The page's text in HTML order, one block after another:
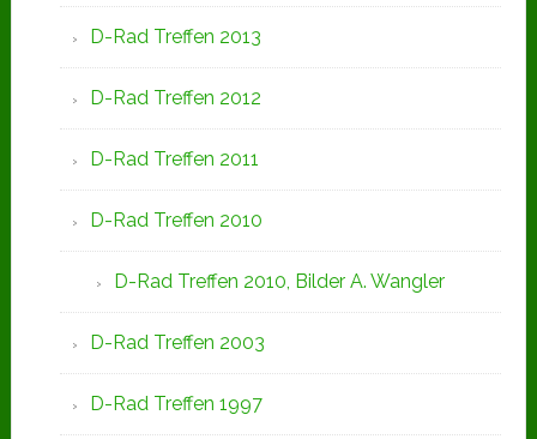
D-Rad Treffen 2013
D-Rad Treffen 2012
D-Rad Treffen 2011
D-Rad Treffen 2010
D-Rad Treffen 2010, Bilder A. Wangler
D-Rad Treffen 2003
D-Rad Treffen 1997